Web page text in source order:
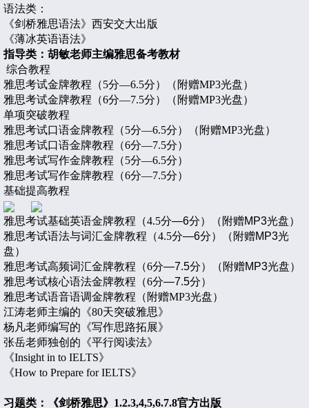
语法类：
《剑桥雅思语法》西安交大出版
《薄冰英语语法》
指导类：胡敏老师主编雅思备考教材
综合教程
雅思考试金牌教程（5分—6.5分）（附赠MP3光盘）
雅思考试金牌教程（6分—7.5分）（附赠MP3光盘）
单项突破教程
雅思考试口语金牌教程（5分—6.5分）（附赠MP3光盘）
雅思考试口语金牌教程（6分—7.5分）
雅思考试写作金牌教程（5分—6.5分）
雅思考试写作金牌教程（6分—7.5分）
基础提高教程
雅思考试基础英语金牌教程（4.5分—6分）（附赠MP3光盘）
雅思考试语法与词汇金牌教程（4.5分—6分）（附赠MP3光
盘）
雅思考试高频词汇金牌教程（6分—7.5分）（附赠MP3光盘）
雅思考试核心语法金牌教程（6分—7.5分）
雅思考试语音语调金牌教程（附赠MP3光盘）
江涛老师主编的《80天突破雅思》
杨凡老师编写的《写作思路拓展》
张岳老师独创的《平行阅读法》
《Insight in to IELTS》
《How to Prepare for IELTS》
习题类：《剑桥雅思》 1.2.3,4,5,6.7.8官方出版